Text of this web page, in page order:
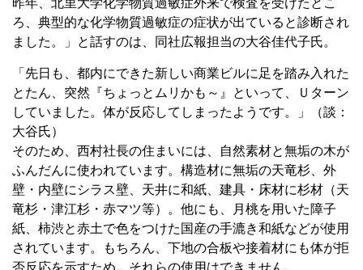
昨年、北里大学化学物質過敏症外来で検査を受けたとこ
ろ、典型的な化学物質過敏症の症状が出ていると診断され
ました。」と話すのは、同社広報担当の大谷佳代子氏。
「先日も、都内にできた新しい商業ビルに足を踏み入れた
とたん、突然『ちょっとムリかも～』といって、Ｕターン
していました。体が反応してしまったようです。」（談：
大谷氏）
そのため、西村社長の住まいには、自然素材と無垢の木が
ふんだんに使われています。構造材に無垢の天竜杉、外
壁・内壁にシラス壁、天井に和紙、建具・床材に杉材（天
竜杉・津江杉・赤マツ等）。他にも、月桃を用いた障子
紙、柿渋と赤土で色をつけた国産の手漉き和紙などが使用
されています。もちろん、下地の合板や接着材にも体が拒